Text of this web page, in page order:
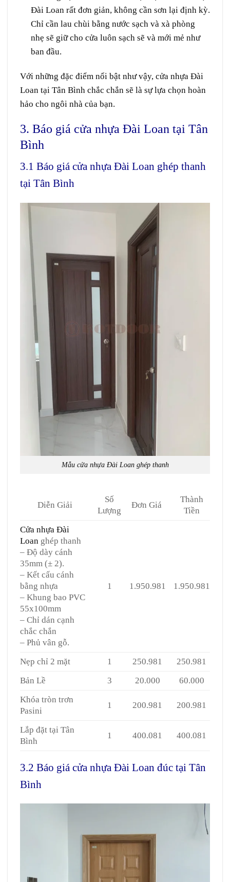
Đài Loan rất đơn giản, không cần sơn lại định kỳ.
Chỉ cần lau chùi bằng nước sạch và xà phòng
nhẹ sẽ giữ cho cửa luôn sạch sẽ và mới mẻ như
ban đầu.
Với những đặc điểm nổi bật như vậy, cửa nhựa Đài
Loan tại Tân Bình chắc chắn sẽ là sự lựa chọn hoàn
hảo cho ngôi nhà của bạn.
3. Báo giá cửa nhựa Đài Loan tại Tân
Bình
3.1 Báo giá cửa nhựa Đài Loan ghép thanh
tại Tân Bình
Mẫu cửa nhựa Đài Loan ghép thanh
Diễn Giải
Số
Lượng
Đơn Giá
Thành
Tiền
Cửa nhựa Đài
Loan ghép thanh
– Độ dày cánh
35mm (± 2).
– Kết cấu cánh
bằng nhựa
– Khung bao PVC
55x100mm
– Chỉ dán cạnh
chắc chắn
– Phủ vân gỗ.
1 1.950.981 1.950.981
Nẹp chỉ 2 mặt 1 250.981
250.981
Bản Lề
3 20.000
60.000
Khóa tròn trơn
Pasini
1 200.981 200.981
Lắp đặt tại Tân
Bình
1 400.081 400.081
3.2 Báo giá cửa nhựa Đài Loan đúc tại Tân
Bình